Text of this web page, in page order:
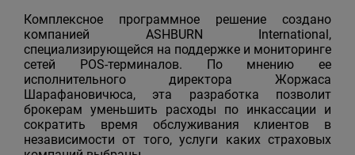
Комплексное программное решение создано
компанией ASHBURN International,
специализирующейся на поддержке и мониторинге
сетей POS-терминалов. По мнению ее
исполнительного директора Жоржаса
Шарафановичюса, эта разработка позволит
брокерам уменьшить расходы по инкассации и
сократить время обслуживания клиентов в
независимости от того, услуги каких страховых